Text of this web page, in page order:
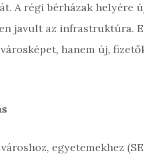
A régi bérházak helyére
javult az infrastruktúra.
hanem új,
egyetemekhez (SE,